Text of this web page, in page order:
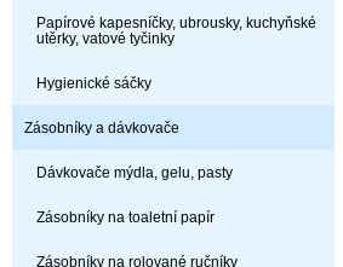
Papírové kapesníčky, ubrousky, kuchyňské
utěrky, vatové tyčinky
Hygienické sáčky
Zásobníky a dávkovače
Dávkovače mýdla, gelu, pasty
Zásobníky na toaletní papír
Zásobníky na rolované ručníky